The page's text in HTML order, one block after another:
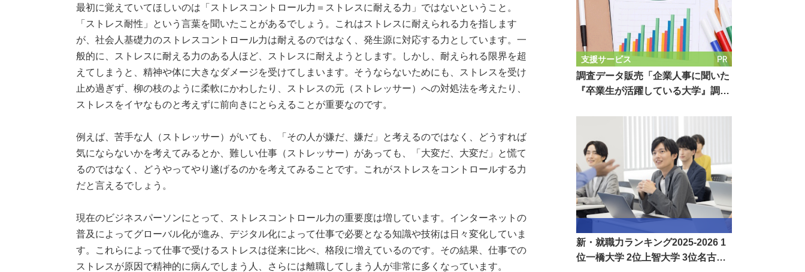
最初に覚えていてほしいのは「ストレスコントロール力＝ストレスに耐える力」ではないということ。
「ストレス耐性」という言葉を聞いたことがあるでしょう。これはストレスに耐えられる力を指します
が、社会人基礎力のストレスコントロール力は耐えるのではなく、発生源に対応する力としています。一
般的に、ストレスに耐える力のある人ほど、ストレスに耐えようとします。しかし、耐えられる限界を超
えてしまうと、精神や体に大きなダメージを受けてしまいます。そうならないためにも、ストレスを受け
止め過ぎず、柳の枝のように柔軟にかわしたり、ストレスの元（ストレッサー）への対処法を考えたり、
ストレスをイヤなものと考えずに前向きにとらえることが重要なのです。
例えば、苦手な人（ストレッサー）がいても、「その人が嫌だ、嫌だ」と考えるのではなく、どうすれば
気にならないかを考えてみるとか、難しい仕事（ストレッサー）があっても、「大変だ、大変だ」と慌て
るのではなく、どうやってやり遂げるのかを考えてみることです。これがストレスをコントロールする力
だと言えるでしょう。
現在のビジネスパーソンにとって、ストレスコントロール力の重要度は増しています。インターネットの
普及によってグローバル化が進み、デジタル化によって仕事で必要となる知識や技術は日々変化していま
す。これらによって仕事で受けるストレスは従来に比べ、格段に増えているのです。その結果、仕事での
ストレスが原因で精神的に病んでしまう人、さらには離職してしまう人が非常に多くなっています。
支援サービス
PR
調査データ販売「企業人事に聞いた
『卒業生が活躍している大学』調…
新・就職力ランキング2025-2026 1
位一橋大学 2位上智大学 3位名古…